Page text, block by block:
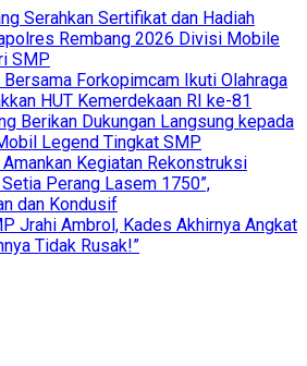
Serahkan Sertifikat dan Hadiah
Rembang 2026 Divisi Mobile
SMP
Forkopimcam Ikuti Olahraga
HUT Kemerdekaan RI ke-81
Berikan Dukungan Langsung kepada
Legend Tingkat SMP
Kegiatan Rekonstruksi
Setia Perang Lasem 1750”,
dan Kondusif
Jrahi Ambrol, Kades Akhirnya Angkat
Tidak Rusak!”